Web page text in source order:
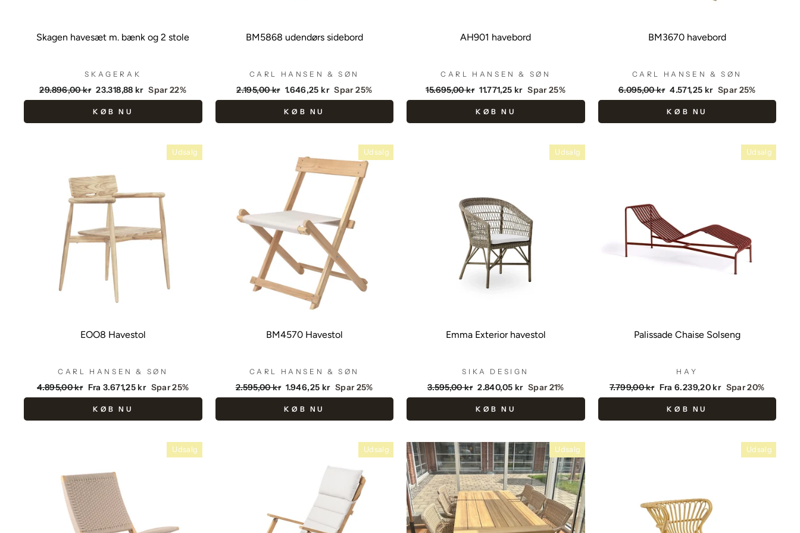
Skagen havesæt m. bænk og 2 stole
SKAGERAK
Vejlendende
pris
29.896,00 kr Udsalgspris
23.318,88 kr Spar 22%
KØB NU
BM5868 udendørs sidebord
CARL HANSEN & SØN
Vejlendende
pris
2.195,00 kr Udsalgspris
1.646,25 kr Spar 25%
KØB NU
AH901 havebord
CARL HANSEN & SØN
Vejlendende
pris
15.695,00 kr Udsalgspris
11.771,25 kr Spar 25%
KØB NU
BM3670 havebord
CARL HANSEN & SØN
Vejlendende
pris
6.095,00 kr Udsalgspris
4.571,25 kr Spar 25%
KØB NU
Udsalg
EOO8 Havestol
CARL HANSEN & SØN
Vejlendende
pris
4.895,00 kr Udsalgspris
Fra 3.671,25 kr Spar 25%
KØB NU
Udsalg
BM4570 Havestol
CARL HANSEN & SØN
Vejlendende
pris
2.595,00 kr Udsalgspris
1.946,25 kr Spar 25%
KØB NU
Udsalg
Emma Exterior havestol
SIKA DESIGN
Vejlendende
pris
3.595,00 kr Udsalgspris
2.840,05 kr Spar 21%
KØB NU
Udsalg
Palissade Chaise Solseng
HAY
Vejlendende
pris
7.799,00 kr Udsalgspris
Fra 6.239,20 kr Spar 20%
KØB NU
Udsalg Udsalg Udsalg Udsalg